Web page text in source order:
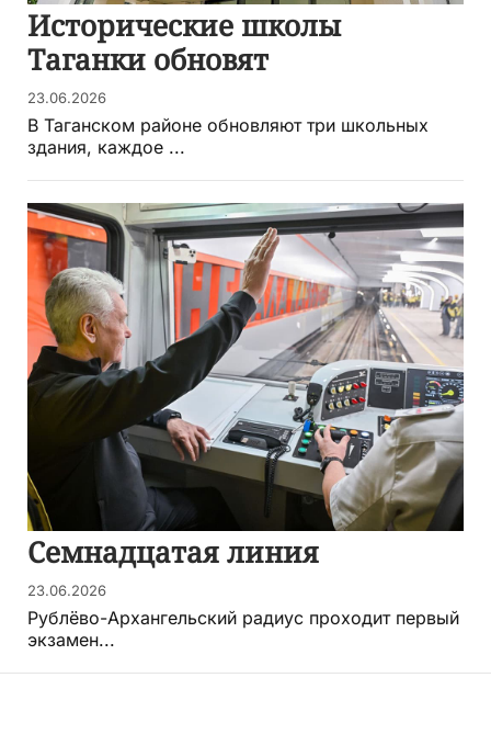
Исторические школы
Таганки обновят
23.06.2026
В Таганском районе обновляют три школьных
здания, каждое ...
Семнадцатая линия
23.06.2026
Рублёво-Архангельский радиус проходит первый
экзамен...